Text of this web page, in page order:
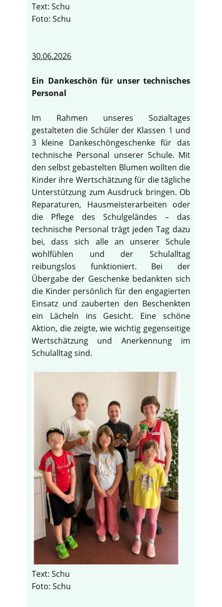
Text: Schu
Foto: Schu
30.06.2026
Ein Dankeschön für unser technisches
Personal
Im Rahmen unseres Sozialtages
gestalteten die Schüler der Klassen 1 und
3 kleine Dankeschöngeschenke für das
technische Personal unserer Schule. Mit
den selbst gebastelten Blumen wollten die
Kinder ihre Wertschätzung für die tägliche
Unterstützung zum Ausdruck bringen. Ob
Reparaturen, Hausmeisterarbeiten oder
die Pflege des Schulgeländes – das
technische Personal trägt jeden Tag dazu
bei, dass sich alle an unserer Schule
wohlfühlen und der Schulalltag
reibungslos funktioniert. Bei der
Übergabe der Geschenke bedankten sich
die Kinder persönlich für den engagierten
Einsatz und zauberten den Beschenkten
ein Lächeln ins Gesicht. Eine schöne
Aktion, die zeigte, wie wichtig gegenseitige
Wertschätzung und Anerkennung im
Schulalltag sind.
Text: Schu
Foto: Schu